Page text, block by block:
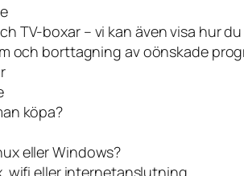
TV-boxar – vi kan även visa hur
och borttagning av oönskade
köpa?
eller Windows?
wifi eller internetanslutning